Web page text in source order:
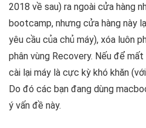
2018 về sau) ra ngoài cửa hàng
bootcamp, nhưng cửa hàng này
yêu cầu của chủ máy), xóa luôn
phân vùng Recovery. Nếu để
cài lại máy là cực kỳ khó khăn
Do đó các bạn đang dùng
ý vấn đề này.